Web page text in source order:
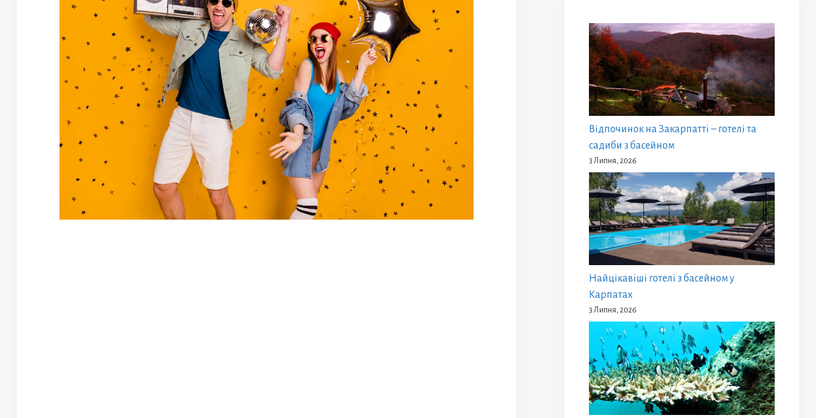
Відпочинок на Закарпатті – готелі та
садиби з басейном
3 Липня, 2026
Найцікавіші готелі з басейном у
Карпатах
3 Липня, 2026